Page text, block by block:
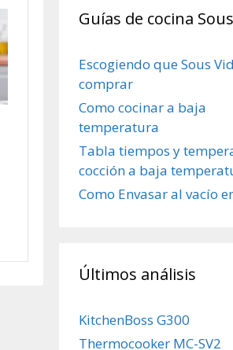
Guías de cocina
Escogiendo que Sous
comprar
Como cocinar a baja
temperatura
Tabla tiempos y
cocción a baja
Como Envasar al vacío
Últimos análisis
KitchenBoss G300
Thermocooker MC-SV2